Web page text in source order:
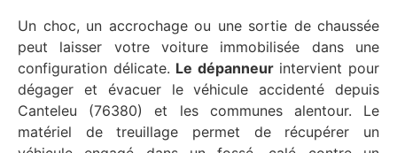
Un choc, un accrochage ou une sortie de chaussée
peut laisser votre voiture immobilisée dans une
configuration délicate. Le dépanneurintervient pour
dégager et évacuer le véhicule accidenté depuis
Canteleu (76380) et les communes alentour. Le
matériel de treuillage permet de récupérer un